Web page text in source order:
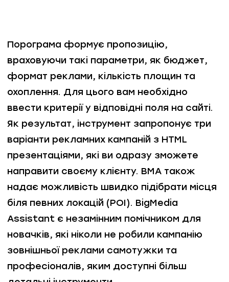
Порограма формує пропозицію,
враховуючи такі параметри, як бюджет,
формат реклами, кількість площин та
охоплення. Для цього вам необхідно
ввести критерії у відповідні поля на сайті.
Як результат, інструмент запропонує три
варіанти рекламних кампаній з HTML
презентаціями, які ви одразу зможете
направити своєму клієнту. ВМА також
надає можливість швидко підібрати місця
біля певних локацій (РОІ). BigMedia
Assistant є незамінним помічником для
новачків, які ніколи не робили кампанію
зовнішньої реклами самотужки та
професіоналів, яким доступні більш